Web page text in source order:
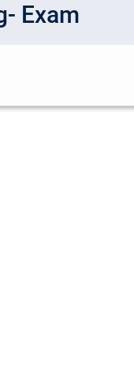
Exam